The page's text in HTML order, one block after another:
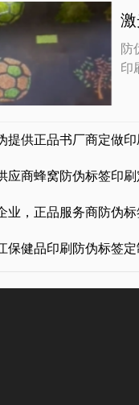
防
印
提供正品书厂商定做
应商蜂窝防伪标签印
业，正品服务商防伪
保健品印刷防伪标签定